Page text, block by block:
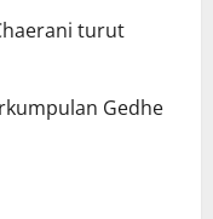
turut
Gedhe